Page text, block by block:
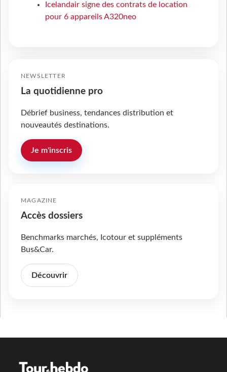
Icelandair signe des contrats de location
pour 6 appareils A320neo
NEWSLETTER
La quotidienne pro
Débrief business, tendances distribution et
nouveautés destinations.
Je m'inscris
MAGAZINE
Accès dossiers
Benchmarks marchés, Icotour et suppléments
Bus&Car.
Découvrir